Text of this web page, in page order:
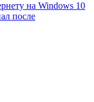
на Windows 10
после